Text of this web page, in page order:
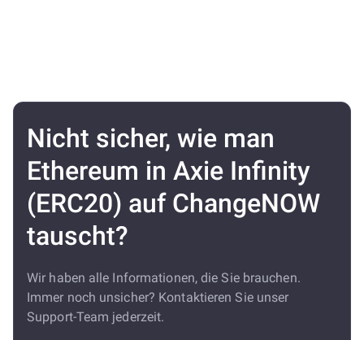
Nicht sicher, wie man
Ethereum in Axie Infinity
(ERC20) auf ChangeNOW
tauscht?
Wir haben alle Informationen, die Sie brauchen.
Immer noch unsicher? Kontaktieren Sie unser
Support-Team jederzeit.